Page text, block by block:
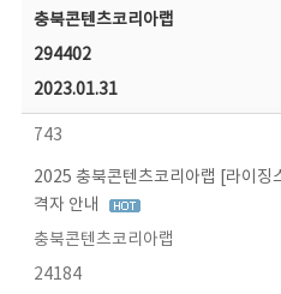
충북콘텐츠코리아랩
294402
2023.01.31
743
2025 충북콘텐츠코리아랩 [라이징
격자 안내
충북콘텐츠코리아랩
24184